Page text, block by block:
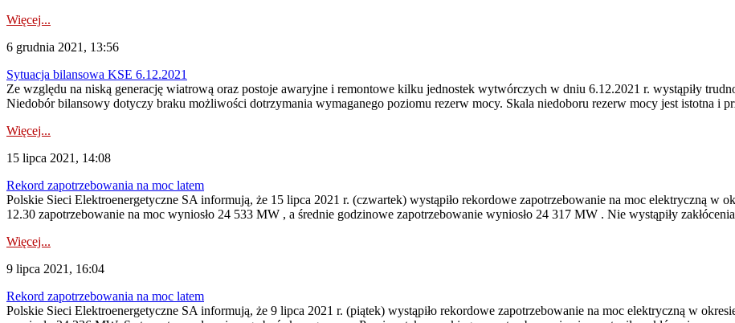
Więcej...
6 grudnia 2021, 13:56
Sytuacja bilansowa KSE 6.12.2021
Ze względu na niską generację wiatrową oraz postoje awaryjne i remontowe kilku jednostek wytwórczych w dniu 6.12.2021 r. wystąpiły
Niedobór bilansowy dotyczy braku możliwości dotrzymania wymaganego poziomu rezerw mocy. Skala niedoboru rezerw mocy jest istotna i
Więcej...
15 lipca 2021, 14:08
Rekord zapotrzebowania na moc latem
Polskie Sieci Elektroenergetyczne SA informują, że 15 lipca 2021 r. (czwartek) wystąpiło rekordowe zapotrzebowanie na moc elektryczną w
12.30 zapotrzebowanie na moc wyniosło 24 533 MW , a średnie godzinowe zapotrzebowanie wyniosło 24 317 MW . Nie wystąpiły
Więcej...
9 lipca 2021, 16:04
Rekord zapotrzebowania na moc latem
Polskie Sieci Elektroenergetyczne SA informują, że 9 lipca 2021 r. (piątek) wystąpiło rekordowe zapotrzebowanie na moc elektryczną w